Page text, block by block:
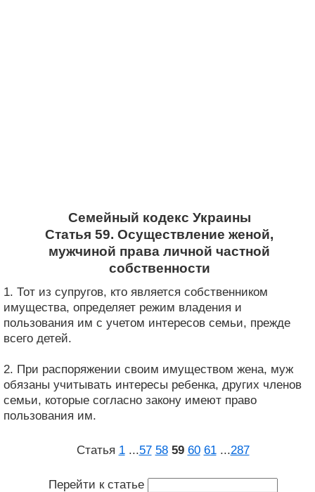
Семейный кодекс Украины
Статья 59. Осуществление женой,
мужчиной права личной частной
собственности
1. Тот из супругов, кто является собственником
имущества, определяет режим владения и
пользования им с учетом интересов семьи, прежде
всего детей.
2. При распоряжении своим имуществом жена, муж
обязаны учитывать интересы ребенка, других членов
семьи, которые согласно закону имеют право
пользования им.
Статья 1 ...57 58 59 60 61 ...287
Перейти к статье